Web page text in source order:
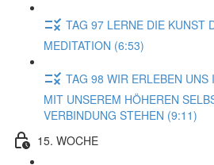
TAG 97 LERNE DIE KUNST
MEDITATION (6:53)
TAG 98 WIR ERLEBEN UNS
MIT UNSEREM HÖHEREN
VERBINDUNG STEHEN (9:11)
15. WOCHE